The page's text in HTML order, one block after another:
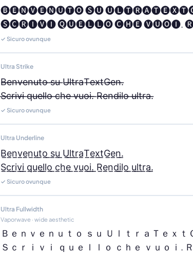
🅑🅔🅝🅥🅔🅝🅤🅣🅞 🅢🅤
🅢🅒🅡🅘🅥🅘 🅠🅤🅔🅛🅛🅞 🅒🅗🅔 🅥🅤🅞🅘.
✓ Sicuro ovunque
Ultra Strike
B̶e̶n̶v̶e̶n̶u̶t̶o̶ ̶s̶u̶ ̶U̶l̶t̶r̶a̶T̶e̶x̶t̶G̶e̶n̶.̶
̶S̶c̶r̶i̶v̶i̶ ̶q̶u̶e̶l̶l̶o̶ ̶c̶h̶e̶ ̶v̶u̶o̶i̶.̶ ̶R̶e̶n̶d̶i̶l̶o̶ ̶u̶l̶t̶r̶a̶.̶
✓ Sicuro ovunque
Ultra Underline
B̲e̲n̲v̲e̲n̲u̲t̲o̲ ̲s̲u̲ ̲U̲l̲t̲r̲a̲T̲e̲x̲t̲G̲e̲n̲.̲
̲S̲c̲r̲i̲v̲i̲ ̲q̲u̲e̲l̲l̲o̲ ̲c̲h̲e̲ ̲v̲u̲o̲i̲.̲ ̲R̲e̲n̲d̲i̲l̲o̲ ̲u̲l̲t̲r̲a̲.̲
✓ Sicuro ovunque
Ultra Fullwidth
Vaporwave · wide aesthetic
Ｂｅｎｖｅｎｕｔｏ ｓｕ ＵｌｔｒａＴｅｘｔ
Ｓｃｒｉｖｉ ｑｕｅｌｌｏ ｃｈｅ ｖｕｏｉ.